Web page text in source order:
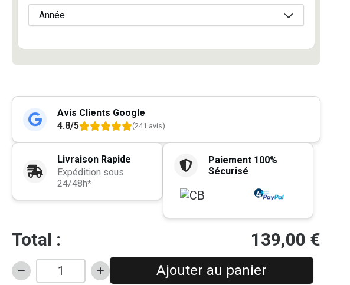
Avis Clients Google
4.8/5
(241 avis)
Livraison Rapide
Expédition sous
24/48h*
Paiement 100%
Sécurisé
Total : 139,00 €
quantité
Ajouter au panier